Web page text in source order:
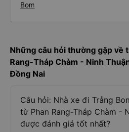
Bom
Những câu hỏi thường gặp về
Rang-Tháp Chàm - Ninh
Đồng Nai
Câu hỏi: Nhà xe đi Trảng
từ Phan Rang-Tháp Chàm -
được đánh giá tốt nhất?